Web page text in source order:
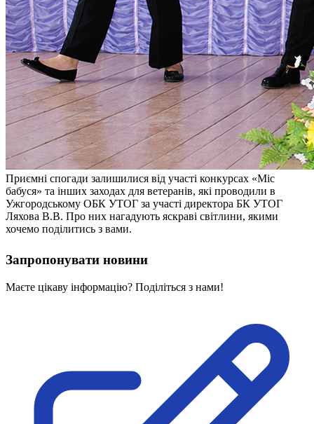
Приємні спогади залишилися від участі конкурсах «Міс
бабуся» та інших заходах для ветеранів, які проводили в
Ужгородському ОБК УТОГ за участі директора БК УТОГ
Ляхова В.В. Про них нагадують яскраві світлини, якими
хочемо поділитись з вами.
Запропонувати новини
Маєте цікаву інформацію? Поділіться з нами!